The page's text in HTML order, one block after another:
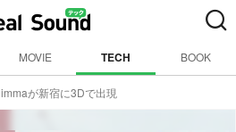
MOVIE TECH BOOK
immaが新宿に3Dで出現